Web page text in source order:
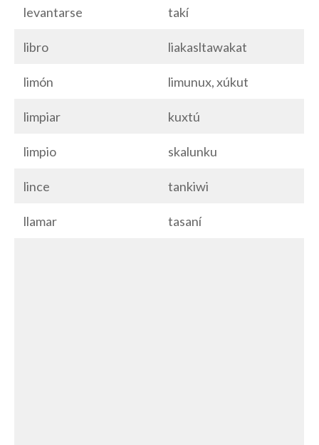
levantarse takí
libro liakasltawakat
limón limunux, xúkut
limpiar kuxtú
limpio skalunku
lince tankiwi
llamar tasaní